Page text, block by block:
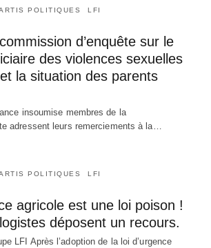
POLITIQUES LFI
d’enquête sur le
des violences sexuelles
la situation des parents
insoumise membres de la
adressent leurs remerciements à la…
POLITIQUES LFI
agricole est une loi poison !
déposent un recours.
LFI Après l’adoption de la loi d’urgence